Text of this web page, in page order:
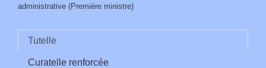
administrative (Première ministre)
Tutelle
Curatelle renforcée